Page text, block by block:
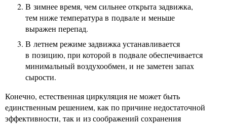
В зимнее время, чем сильнее открыта задвижка,
тем ниже температура в подвале и меньше
выражен перепад.
В летнем режиме задвижка устанавливается
в позицию, при которой в подвале обеспечивается
минимальный воздухообмен, и не заметен запах
сырости.
Конечно, естественная циркуляция не может быть
единственным решением, как по причине недостаточной
эффективности, так и из соображений сохранения